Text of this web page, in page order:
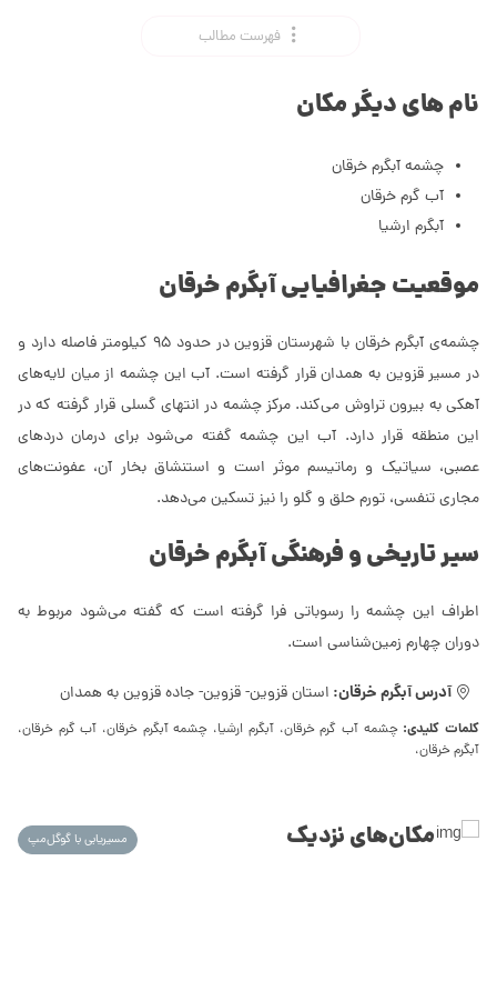
فهرست مطالب
نام های دیگر مکان
چشمه آبگرم خرقان
آب گرم خرقان
آبگرم ارشیا
موقعیت جغرافیایی آبگرم خرقان
چشمه‌ی آبگرم خرقان با شهرستان قزوین در حدود 95 کیلومتر فاصله دارد و
در مسیر قزوین به همدان قرار گرفته است. آب این چشمه از میان لایه‌های
آهکی به بیرون تراوش می‌کند. مرکز چشمه در انتهای گسلی قرار گرفته که در
این منطقه قرار دارد. آب این چشمه گفته می‌شود برای درمان دردهای
عصبی، سیاتیک و رماتیسم موثر است و استنشاق بخار آن، عفونت‌های
مجاری تنفسی،‌ تورم حلق و گلو را نیز تسکین می‌دهد.
سیر تاریخی و فرهنگی آبگرم خرقان
اطراف این چشمه را رسوباتی فرا گرفته است که گفته می‌شود مربوط به
دوران چهارم زمین‌شناسی است.
آدرس آبگرم خرقان: استان قزوین- قزوین- جاده قزوین به همدان
کلمات کلیدی:چشمه آب گرم خرقان، آبگرم ارشیا، چشمه آبگرم خرقان، آب گرم خرقان،
آبگرم خرقان،
مکان‌های نزدیک مسیریابی با گوگل‌مپ